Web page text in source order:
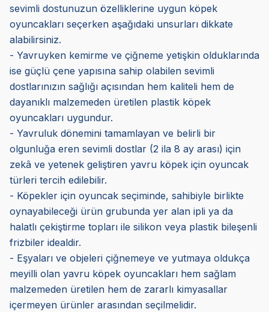
sevimli dostunuzun özelliklerine uygun köpek
oyuncakları seçerken aşağıdaki unsurları dikkate
alabilirsiniz.
- Yavruyken kemirme ve çiğneme yetişkin olduklarında
ise güçlü çene yapısına sahip olabilen sevimli
dostlarınızın sağlığı açısından hem kaliteli hem de
dayanıklı malzemeden üretilen plastik köpek
oyuncakları uygundur.
- Yavruluk dönemini tamamlayan ve belirli bir
olgunluğa eren sevimli dostlar (2 ila 8 ay arası) için
zekâ ve yetenek geliştiren yavru köpek için oyuncak
türleri tercih edilebilir.
- Köpekler için oyuncak seçiminde, sahibiyle birlikte
oynayabileceği ürün grubunda yer alan ipli ya da
halatlı çekiştirme topları ile silikon veya plastik bileşenli
frizbiler idealdir.
- Eşyaları ve objeleri çiğnemeye ve yutmaya oldukça
meyilli olan yavru köpek oyuncakları hem sağlam
malzemeden üretilen hem de zararlı kimyasallar
içermeyen ürünler arasından seçilmelidir.